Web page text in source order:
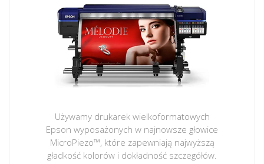
Używamy drukarek wielkoformatowych
Epson wyposażonych w najnowsze głowice
MicroPiezo™, które zapewniają najwyższą
gładkość kolorów i dokładność szczegółów.